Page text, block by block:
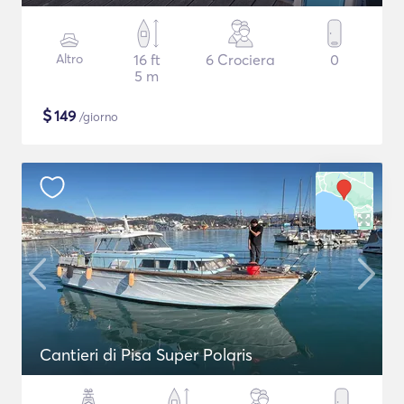
Altro
16 ft
5 m
6 Crociera 0
$149 /giorno
Cantieri di Pisa Super Polaris